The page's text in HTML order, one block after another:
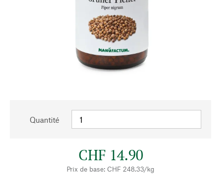
Quantité
CHF 14.90
Prix de base: CHF 248.33/kg